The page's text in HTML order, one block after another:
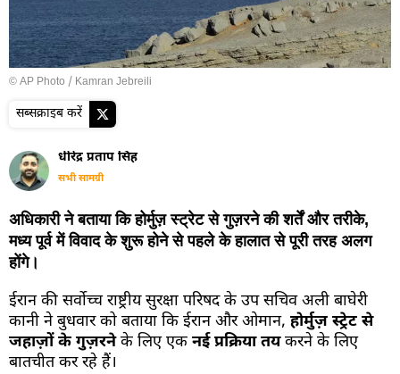
© AP Photo / Kamran Jebreili
सब्सक्राइब करें
धीरेंद्र प्रताप सिंह
सभी सामग्री
अधिकारी ने बताया कि होर्मुज़ स्ट्रेट से गुज़रने की शर्तें और तरीके,
मध्य पूर्व में विवाद के शुरू होने से पहले के हालात से पूरी तरह अलग
होंगे।
ईरान की सर्वोच्च राष्ट्रीय सुरक्षा परिषद के उप सचिव अली बाघेरी
कानी ने बुधवार को बताया कि ईरान और ओमान, होर्मुज़ स्ट्रेट से
जहाज़ों के गुज़रनेके लिए एक नई प्रक्रिया तयकरने के लिए
बातचीत कर रहे हैं।